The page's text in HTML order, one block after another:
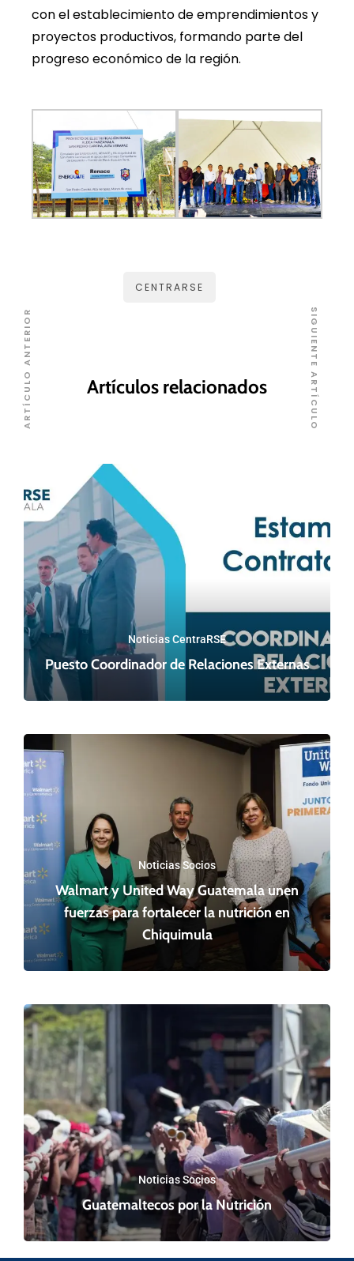
con el establecimiento de emprendimientos y
proyectos productivos, formando parte del
progreso económico de la región.
CENTRARSE
Artículos relacionados
Noticias CentraRSE
Puesto Coordinador de Relaciones Externas
Noticias Socios
Walmart y United Way Guatemala unen
fuerzas para fortalecer la nutrición en
Chiquimula
Noticias Socios
Guatemaltecos por la Nutrición
ARTÍCULO ANTERIOR SIGUIENTE ARTÍCULO